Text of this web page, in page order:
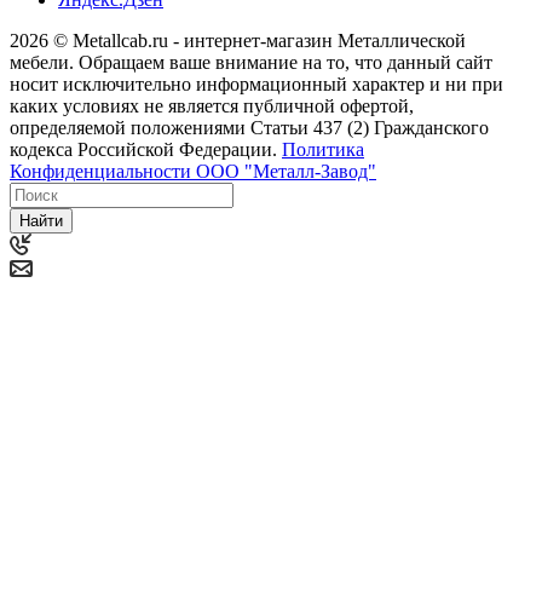
2026 © Metallcab.ru - интернет-магазин Металлической
мебели. Обращаем ваше внимание на то, что данный сайт
носит исключительно информационный характер и ни при
каких условиях не является публичной офертой,
определяемой положениями Статьи 437 (2) Гражданского
кодекса Российской Федерации. Политика
Конфиденциальности ООО "Металл-Завод"
Найти